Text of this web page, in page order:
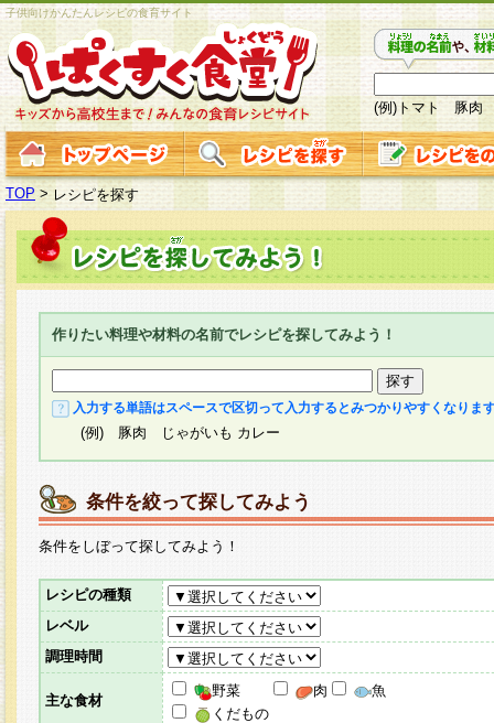
子供向けかんたんレシピの食育サイト
(例)トマト 豚肉
TOP > レシピを探す
作りたい料理や材料の名前でレシピを探してみよう！
入力する単語はスペースで区切って入力するとみつかりやすくなりま
(例) 豚肉 じゃがいも カレー
条件を絞って探してみよう
条件をしぼって探してみよう！
レシピの種類
レベル
調理時間
主な食材
野菜 肉
魚
くだもの